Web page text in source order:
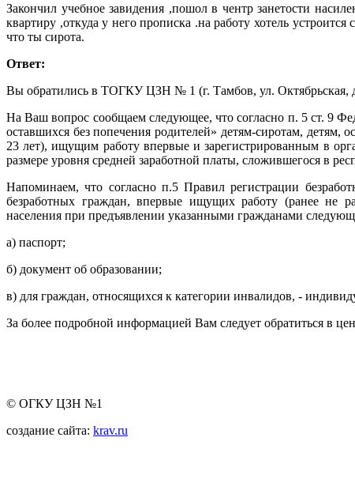
Закончил учебное завидения ,пошол в чентр занетости
квартиру ,откуда у него прописка .на работу хотель
что ты сирота.
Ответ:
Вы обратились в ТОГКУ ЦЗН № 1 (г. Тамбов, ул. Октябрьская,
На Ваш вопрос сообщаем следующее, что согласно п. 5 ст. 9
оставшихся без попечения родителей» детям-сиротам, детям,
23 лет), ищущим работу впервые и зарегистрированным в
размере уровня средней заработной платы, сложившегося в
Напоминаем, что согласно п.5 Правил регистрации
безработных граждан, впервые ищущих работу (ранее не
населения при предъявлении указанными гражданами
а) паспорт;
б) документ об образовании;
в) для граждан, относящихся к категории инвалидов, -
За более подробной информацией Вам следует обратиться в
© ОГКУ ЦЗН №1
создание сайта: krav.ru